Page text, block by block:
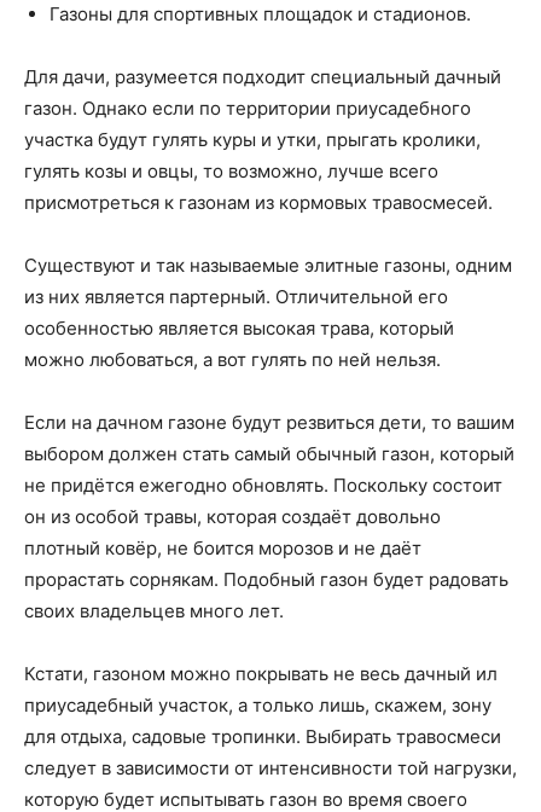
Газоны для спортивных площадок и стадионов.
Для дачи, разумеется подходит специальный дачный
газон. Однако если по территории приусадебного
участка будут гулять куры и утки, прыгать кролики,
гулять козы и овцы, то возможно, лучше всего
присмотреться к газонам из кормовых травосмесей.
Существуют и так называемые элитные газоны, одним
из них является партерный. Отличительной его
особенностью является высокая трава, который
можно любоваться, а вот гулять по ней нельзя.
Если на дачном газоне будут резвиться дети, то вашим
выбором должен стать самый обычный газон, который
не придётся ежегодно обновлять. Поскольку состоит
он из особой травы, которая создаёт довольно
плотный ковёр, не боится морозов и не даёт
прорастать сорнякам. Подобный газон будет радовать
своих владельцев много лет.
Кстати, газоном можно покрывать не весь дачный ил
приусадебный участок, а только лишь, скажем, зону
для отдыха, садовые тропинки. Выбирать травосмеси
следует в зависимости от интенсивности той нагрузки,
которую будет испытывать газон во время своего